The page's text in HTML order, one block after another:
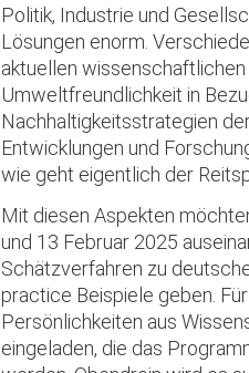
Politik, Industrie und
Lösungen enorm.
aktuellen
Umweltfreundlichkeit in
Nachhaltigkeitsstrategien
Entwicklungen und
wie geht eigentlich der
Mit diesen Aspekten
und 13 Februar 2025
Schätzverfahren zu
practice Beispiele geben.
Persönlichkeiten aus
eingeladen, die das